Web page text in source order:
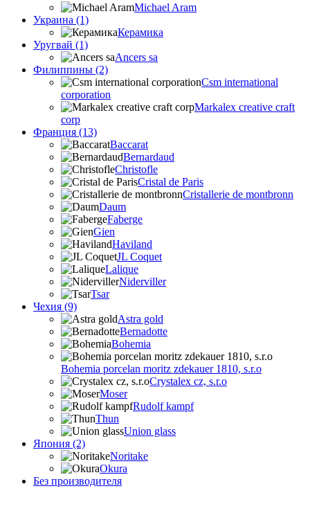
Michael Aram
Украина (1)
Керамика
Уругвай (1)
Ancers sa
Филиппины (2)
Csm international
corporation
Markalex creative craft
corp
Франция (13)
Baccarat
Bernardaud
Christofle
Cristal de Paris
Cristallerie de montbronn
Daum
Faberge
Gien
Haviland
JL Coquet
Lalique
Niderviller
Tsar
Чехия (9)
Astra gold
Bernadotte
Bohemia
Bohemia porcelan moritz zdekauer 1810, s.r.o
Crystalex cz, s.r.o
Moser
Rudolf kampf
Thun
Union glass
Япония (2)
Noritake
Okura
Без производителя